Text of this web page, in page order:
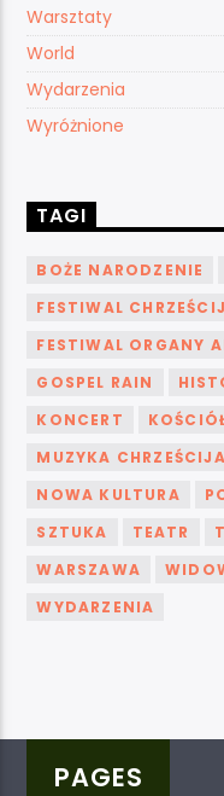
Warsztaty
World
Wydarzenia
Wyróżnione
TAGI
BOŻE NARODZENIE
FESTIWAL
FESTIWAL ORGANY
GOSPEL RAIN
KONCERT
MUZYKA
NOWA KULTURA
SZTUKA
TEATR
WARSZAWA
WYDARZENIA
PAGES